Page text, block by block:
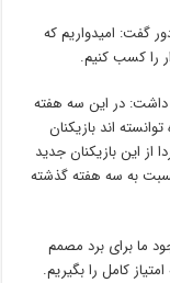
گفت: امیدواریم که
را کسب کنیم.
داشت: در این سه هفته
اند بازیکنان
از این بازیکنان جدید
به سه هفته گذشته
ما برای برد مصمم
کامل را بگیریم.